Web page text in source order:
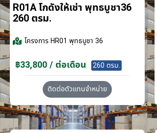
R01A โกดังให้เช่า พุทธบูชา36
260 ตรม.
โครงการHR01 พุทธบูชา 36
฿33,800 / ต่อเดือน 260 ตรม.
ติดต่อตัวแทนจำหน่าย